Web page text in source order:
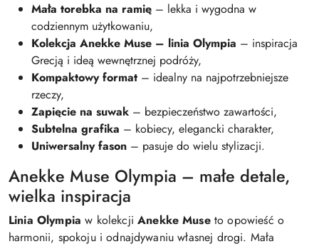
Mała torebka na ramię – lekka i wygodna w
codziennym użytkowaniu,
Kolekcja Anekke Muse – linia Olympia – inspiracja
Grecją i ideą wewnętrznej podróży,
Kompaktowy format – idealny na najpotrzebniejsze
rzeczy,
Zapięcie na suwak – bezpieczeństwo zawartości,
Subtelna grafika – kobiecy, elegancki charakter,
Uniwersalny fason – pasuje do wielu stylizacji.
Anekke Muse Olympia – małe detale,
wielka inspiracja
Linia Olympia w kolekcji Anekke Muse to opowieść o
harmonii, spokoju i odnajdywaniu własnej drogi. Mała